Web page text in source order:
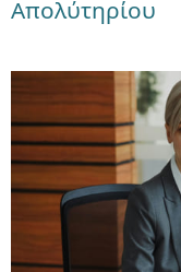
Απολύτηρίου